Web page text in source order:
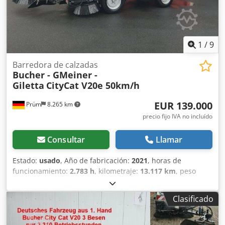
1 /9
Prüm 8.265 km
Barredora de calzadas
Bucher - GMeiner -
Giletta CityCat V20e 50km/h
EUR 139.000
precio fijo IVA no incluído
Consultar Llamar
Estado: usado, Año de fabricación: 2021, horas de
funcionamiento: 2.783 h, kilometraje: 13.117 km, peso
, tipo de combustible:
operativo:4.800 kg, peso máximo de la carga:1 kg, peso
3.100 kg , tamaño del neumático:215/75 R16,
longitud total:5.280 mm, estado del neumático:85 %,
Clasificado